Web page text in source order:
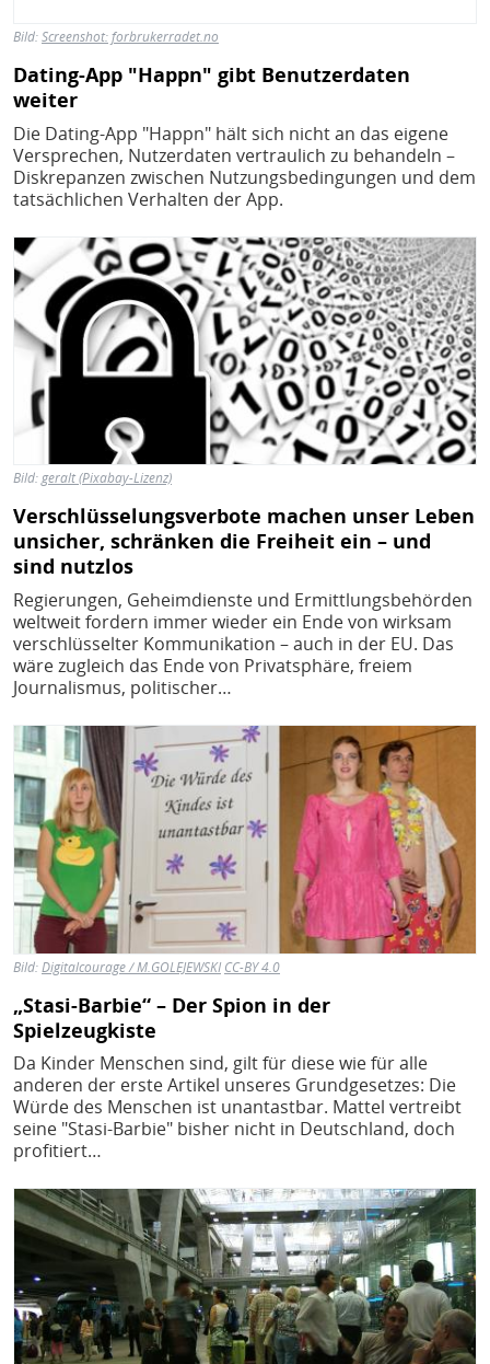
Bild:Screenshot: forbrukerradet.no
Dating-App "Happn" gibt Benutzerdaten
weiter
Die Dating-App "Happn" hält sich nicht an das eigene
Versprechen, Nutzerdaten vertraulich zu behandeln –
Diskrepanzen zwischen Nutzungsbedingungen und dem
tatsächlichen Verhalten der App.
Bild
Bild:geralt (Pixabay-Lizenz)
Verschlüsselungsverbote machen unser Leben
unsicher, schränken die Freiheit ein – und
sind nutzlos
Regierungen, Geheimdienste und Ermittlungsbehörden
weltweit fordern immer wieder ein Ende von wirksam
verschlüsselter Kommunikation – auch in der EU. Das
wäre zugleich das Ende von Privatsphäre, freiem
Journalismus, politischer…
Bild
Bild:Digitalcourage / M.GOLEJEWSKI CC-BY 4.0
„Stasi-Barbie“ – Der Spion in der
Spielzeugkiste
Da Kinder Menschen sind, gilt für diese wie für alle
anderen der erste Artikel unseres Grundgesetzes: Die
Würde des Menschen ist unantastbar. Mattel vertreibt
seine "Stasi-Barbie" bisher nicht in Deutschland, doch
profitiert…
Bild